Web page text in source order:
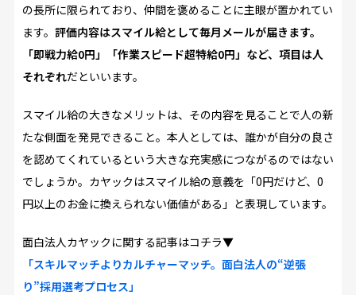
の長所に限られており、仲間を褒めることに主眼が置かれてい
ます。 評価内容はスマイル給として毎月メールが届きます。
「即戦力給0円」「作業スピード超特給0円」など、項目は人
それぞれだといいます。
スマイル給の大きなメリットは、その内容を見ることで人の新
たな側面を発見できること。本人としては、誰かが自分の良さ
を認めてくれているという大きな充実感につながるのではない
でしょうか。カヤックはスマイル給の意義を「0円だけど、0
円以上のお金に換えられない価値がある」と表現しています。
面白法人カヤックに関する記事はコチラ▼
「スキルマッチよりカルチャーマッチ。面白法人の“逆張
り”採用選考プロセス」